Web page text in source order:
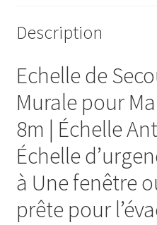
Description
Echelle de
Murale pour
8m | Échelle
Échelle
à Une fenêtre
prête pour